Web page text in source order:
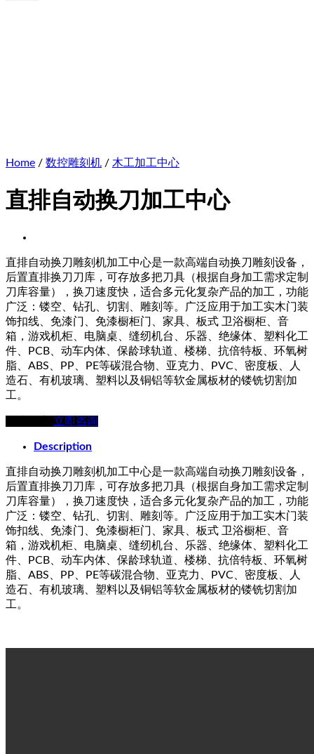
Home / 数控雕刻机 / 木工加工中心
直排自动换刀加工中心
直排自动换刀雕刻机加工中心是一款高端自动换刀雕刻设备，
后置直排换刀刀库，可存放多把刀具（根据自身加工需求定制
刀库容量），换刀速度快，适合多元化复杂产品的加工，功能
广泛：镂空、钻孔、切割、雕刻等。广泛应用于加工实木门装
饰扣线、免漆门、免漆橱柜门、家具、板式 卫浴橱柜、音
箱，游戏机柜、电脑桌、缝纫机台、乐器、绝缘体、塑料化工
件、PCB、动车内体、保龄球轨道、楼梯、抗倍特板、环氧树
脂、ABS、PP、PE等碳混合物、亚克力、PVC、密度板、人
造石、有机玻璃、塑料以及铜铝等软金属板材的镂铣切割加
工。
立即咨询
Description
直排自动换刀雕刻机加工中心是一款高端自动换刀雕刻设备，
后置直排换刀刀库，可存放多把刀具（根据自身加工需求定制
刀库容量），换刀速度快，适合多元化复杂产品的加工，功能
广泛：镂空、钻孔、切割、雕刻等。广泛应用于加工实木门装
饰扣线、免漆门、免漆橱柜门、家具、板式 卫浴橱柜、音
箱，游戏机柜、电脑桌、缝纫机台、乐器、绝缘体、塑料化工
件、PCB、动车内体、保龄球轨道、楼梯、抗倍特板、环氧树
脂、ABS、PP、PE等碳混合物、亚克力、PVC、密度板、人
造石、有机玻璃、塑料以及铜铝等软金属板材的镂铣切割加
工。